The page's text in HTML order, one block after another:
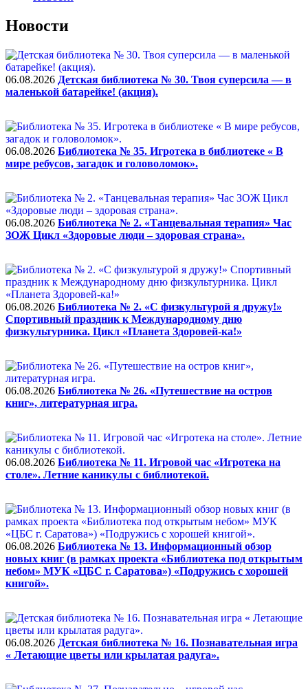
Новости
06.08.2026 Детская библиотека № 30. Твоя суперсила — в
маленькой батарейке! (акция).
06.08.2026 Библиотека № 35. Игротека в библиотеке « В
мире ребусов, загадок и головоломок».
06.08.2026 Библиотека № 2. «Танцевальная терапия» Час
ЗОЖ Цикл «Здоровые люди – здоровая страна».
06.08.2026 Библиотека № 2. «С физкультурой я дружу!»
Спортивный праздник к Международному дню
физкультурника. Цикл «Планета Здоровей-ка!»
06.08.2026 Библиотека № 26. «Путешествие на остров
книг», литературная игра.
06.08.2026 Библиотека № 11. Игровой час «Игротека на
столе». Летние каникулы с библиотекой.
06.08.2026 Библиотека № 13. Информационный обзор
новых книг (в рамках проекта «Библиотека под открытым
небом» МУК «ЦБС г. Саратова») «Подружись с хорошей
книгой».
06.08.2026 Детская библиотека № 16. Познавательная игра
« Летающие цветы или крылатая радуга».